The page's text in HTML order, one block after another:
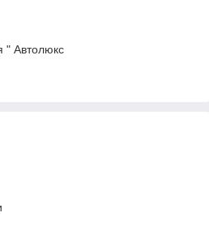
" Автолюкс